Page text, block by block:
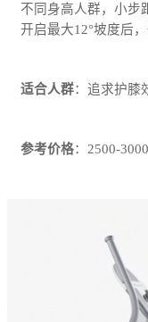
不同身高人群，小步
开启最大12°坡度后
适合人群：追求护膝
参考价格：2500-